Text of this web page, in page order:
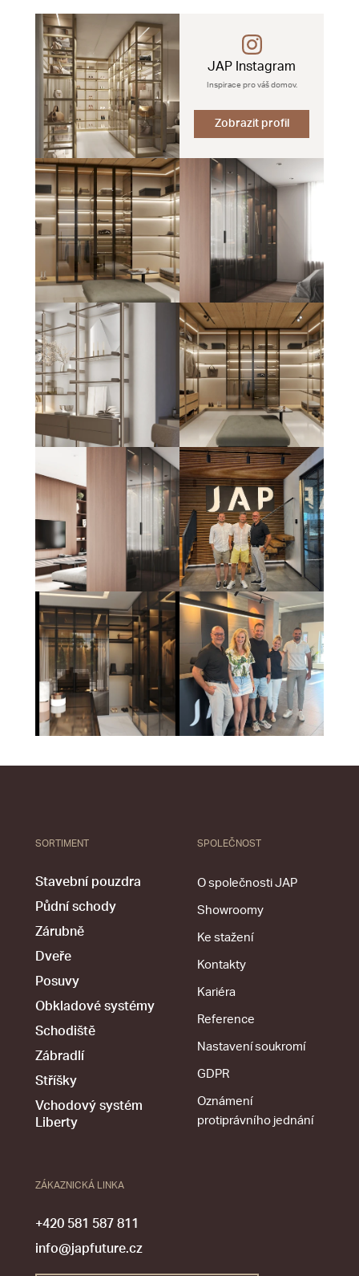
JAP Instagram
Inspirace pro váš domov.
Zobrazit profil
SORTIMENT
Stavební pouzdra
Půdní schody
Zárubně
Dveře
Posuvy
Obkladové systémy
Schodiště
Zábradlí
Stříšky
Vchodový systém
Liberty
SPOLEČNOST
O společnosti JAP
Showroomy
Ke stažení
Kontakty
Kariéra
Reference
Nastavení soukromí
GDPR
Oznámení
protiprávního jednání
ZÁKAZNICKÁ LINKA
+420 581 587 811
info@japfuture.cz